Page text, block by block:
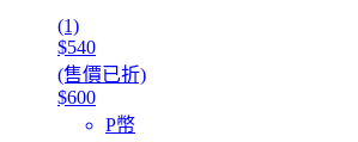
(1)
$540
(售價已折)
$600
P幣